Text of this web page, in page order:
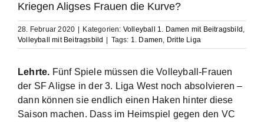
Kriegen Aligses Frauen die Kurve?
28. Februar 2020 | Kategorien: Volleyball 1. Damen mit Beitragsbild
Volleyball mit Beitragsbild | Tags: 1. Damen Dritte Liga
Lehrte. Fünf Spiele müssen die Volleyball-Frauen
der SF Aligse in der 3. Liga West noch absolvieren –
dann können sie endlich einen Haken hinter diese
Saison machen. Dass im Heimspiel gegen den VC